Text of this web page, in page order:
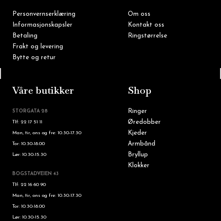
Personvernserklæring
Informasjonskapsler
Betaling
Frakt og levering
Bytte og retur
Om oss
Kontakt oss
Ringstørrelse
Våre butikker
STORGATA 28
Tlf: 22 17 51 11
Man, tir, ons og fre: 10.30-17.30
Tor: 10.30-18.00
Lør: 10.30-15.30
BOGSTADVEIEN 43
Tlf: 22 16 60 90
Man, tir, ons og fre: 10.30-17.30
Tor: 10.30-18.00
Lør: 10.30-15.30
Shop
Ringer
Øredobber
Kjeder
Armbånd
Bryllup
Klokker